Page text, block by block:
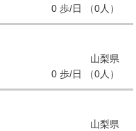
0 歩/日 （0人）
山梨県
0 歩/日 （0人）
山梨県